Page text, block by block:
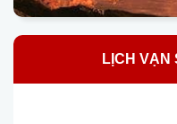
LỊCH VẠN